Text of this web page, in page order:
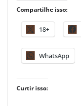
Compartilhe isso:
18+
WhatsApp
Curtir isso: